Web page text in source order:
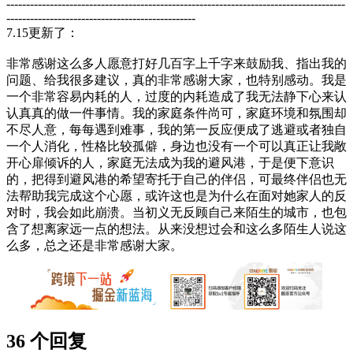
--------------------------------------------------------------------------------------
------------------------------------------------
7.15更新了：
非常感谢这么多人愿意打好几百字上千字来鼓励我、指出我的
问题、给我很多建议，真的非常感谢大家，也特别感动。我是
一个非常容易内耗的人，过度的内耗造成了我无法静下心来认
认真真的做一件事情。我的家庭条件尚可，家庭环境和氛围却
不尽人意，每每遇到难事，我的第一反应便成了逃避或者独自
一个人消化，性格比较孤僻，身边也没有一个可以真正让我敞
开心扉倾诉的人，家庭无法成为我的避风港，于是便下意识
的，把得到避风港的希望寄托于自己的伴侣，可最终伴侣也无
法帮助我完成这个心愿，或许这也是为什么在面对她家人的反
对时，我会如此崩溃。当初义无反顾自己来陌生的城市，也包
含了想离家远一点的想法。从来没想过会和这么多陌生人说这
么多，总之还是非常感谢大家。
36 个回复